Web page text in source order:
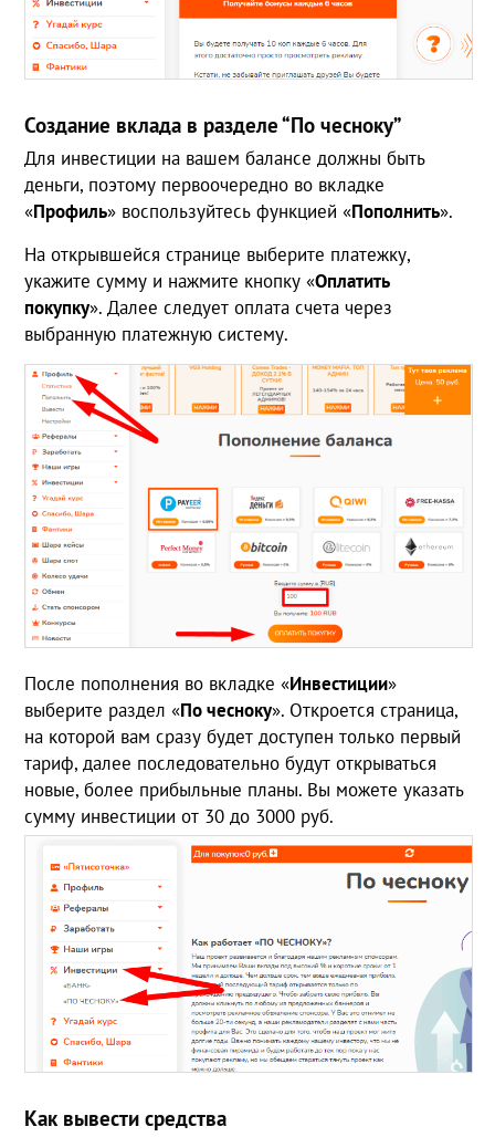
Создание вклада в разделе “По чесноку”
Для инвестиции на вашем балансе должны быть
деньги, поэтому первоочередно во вкладке
«Профиль» воспользуйтесь функцией «Пополнить».
На открывшейся странице выберите платежку,
укажите сумму и нажмите кнопку «Оплатить
покупку». Далее следует оплата счета через
выбранную платежную систему.
После пополнения во вкладке «Инвестиции»
выберите раздел «По чесноку». Откроется страница,
на которой вам сразу будет доступен только первый
тариф, далее последовательно будут открываться
новые, более прибыльные планы. Вы можете указать
сумму инвестиции от 30 до 3000 руб.
Как вывести средства